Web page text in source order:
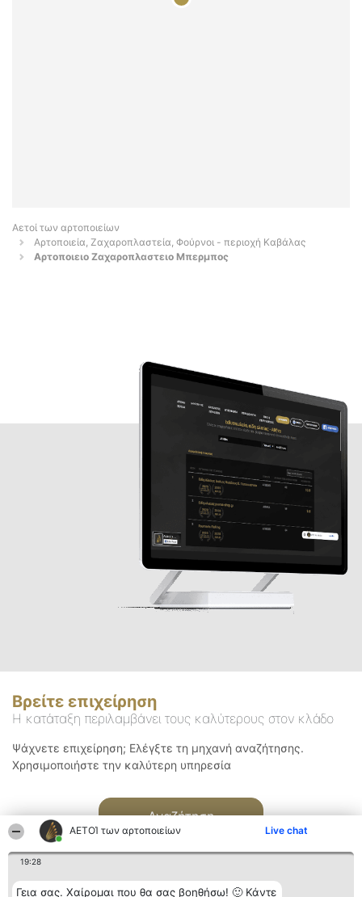
ΑΕΤΟΊ των αρτοποιείων Live chat
19:28
Γεια σας. Χαίρομαι που θα σας βοηθήσω! 🙂 Κάντε
Αετοί των αρτοποιείων
Αρτοποιεία, Ζαχαροπλαστεία, Φούρνοι - περιοχή Καβάλας
Αρτοποιειο Ζαχαροπλαστειο Μπερμπος
Βρείτε επιχείρηση
Η κατάταξη περιλαμβάνει τους καλύτερους στον κλάδο
Ψάχνετε επιχείρηση; Ελέγξτε τη μηχανή αναζήτησης.
Χρησιμοποιήστε την καλύτερη υπηρεσία
Αναζήτηση